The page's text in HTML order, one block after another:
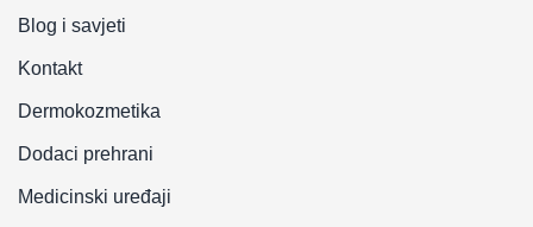
Blog i savjeti
Kontakt
Dermokozmetika
Dodaci prehrani
Medicinski uređaji